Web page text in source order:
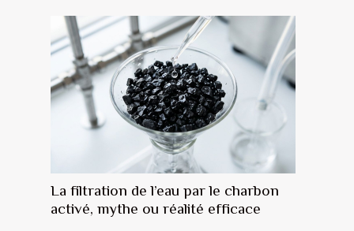
La filtration de l’eau par le charbon
activé, mythe ou réalité efficace